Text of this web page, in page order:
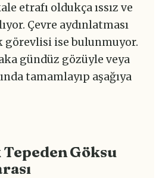
etrafı oldukça ıssız ve
Çevre aydınlatması
görevlisi ise bulunmuyor.
gündüz gözüyle veya
tamamlayıp aşağıya
Göksu